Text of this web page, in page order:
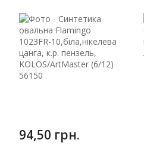
94,50 грн.